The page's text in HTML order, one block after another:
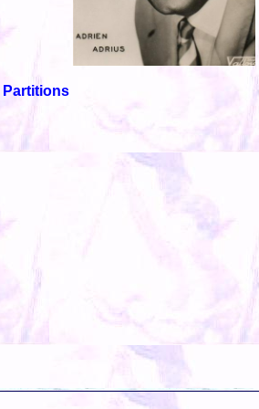
Partitions